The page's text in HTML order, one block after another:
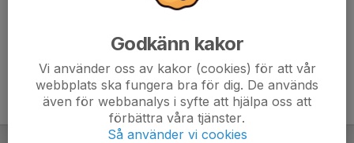
Godkänn kakor
Vi använder oss av kakor (cookies) för att vår
webbplats ska fungera bra för dig. De används
även för webbanalys i syfte att hjälpa oss att
förbättra våra tjänster.
Så använder vi cookies